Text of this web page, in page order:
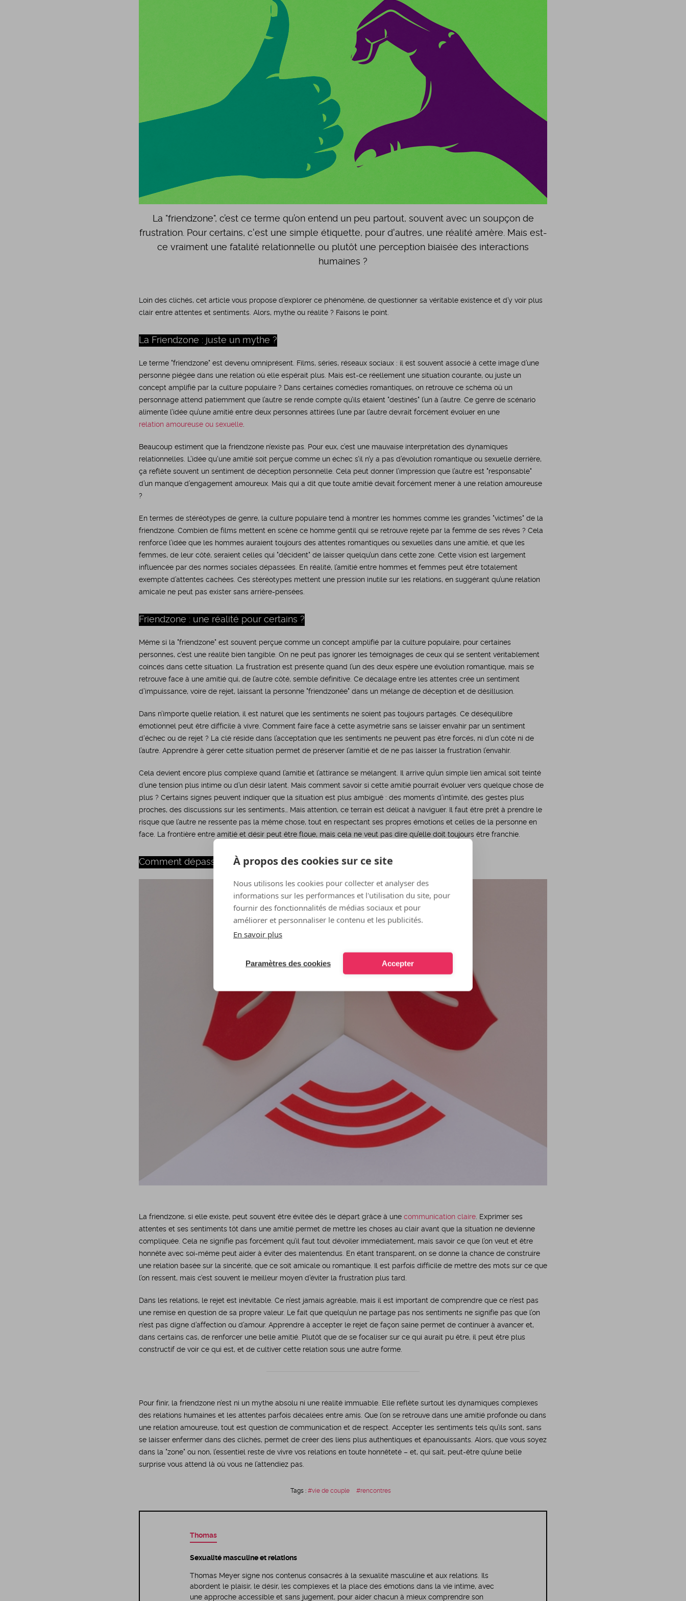
La "friendzone", c’est ce terme qu’on entend un peu partout, souvent avec un soupçon de
frustration. Pour certains, c'est une simple étiquette, pour d'autres, une réalité amère. Mais est-
ce vraiment une fatalité relationnelle ou plutôt une perception biaisée des interactions
humaines ?
Loin des clichés, cet article vous propose d’explorer ce phénomène, de questionner sa véritable existence et d’y voir plus
clair entre attentes et sentiments. Alors, mythe ou réalité ? Faisons le point.
La Friendzone : juste un mythe ?
Le terme "friendzone" est devenu omniprésent. Films, séries, réseaux sociaux : il est souvent associé à cette image d’une
personne piégée dans une relation où elle espérait plus. Mais est-ce réellement une situation courante, ou juste un
concept amplifié par la culture populaire ? Dans certaines comédies romantiques, on retrouve ce schéma où un
personnage attend patiemment que l’autre se rende compte qu’ils étaient "destinés" l’un à l’autre. Ce genre de scénario
alimente l’idée qu’une amitié entre deux personnes attirées l’une par l’autre devrait forcément évoluer en une
relation amoureuse ou sexuelle.
Beaucoup estiment que la friendzone n’existe pas. Pour eux, c’est une mauvaise interprétation des dynamiques
relationnelles. L’idée qu'une amitié soit perçue comme un échec s’il n’y a pas d’évolution romantique ou sexuelle derrière,
ça reflète souvent un sentiment de déception personnelle. Cela peut donner l’impression que l’autre est "responsable"
d’un manque d’engagement amoureux. Mais qui a dit que toute amitié devait forcément mener à une relation amoureuse
?
En termes de stéréotypes de genre, la culture populaire tend à montrer les hommes comme les grandes "victimes" de la
friendzone. Combien de films mettent en scène ce homme gentil qui se retrouve rejeté par la femme de ses rêves ? Cela
renforce l’idée que les hommes auraient toujours des attentes romantiques ou sexuelles dans une amitié, et que les
femmes, de leur côté, seraient celles qui "décident" de laisser quelqu’un dans cette zone. Cette vision est largement
influencée par des normes sociales dépassées. En réalité, l’amitié entre hommes et femmes peut être totalement
exempte d’attentes cachées. Ces stéréotypes mettent une pression inutile sur les relations, en suggérant qu’une relation
amicale ne peut pas exister sans arrière-pensées.
Friendzone : une réalité pour certains ?
Même si la "friendzone" est souvent perçue comme un concept amplifié par la culture populaire, pour certaines
personnes, c’est une réalité bien tangible. On ne peut pas ignorer les témoignages de ceux qui se sentent véritablement
coincés dans cette situation. La frustration est présente quand l’un des deux espère une évolution romantique, mais se
retrouve face à une amitié qui, de l’autre côté, semble définitive. Ce décalage entre les attentes crée un sentiment
d’impuissance, voire de rejet, laissant la personne "friendzonée" dans un mélange de déception et de désillusion.
Dans n’importe quelle relation, il est naturel que les sentiments ne soient pas toujours partagés. Ce déséquilibre
émotionnel peut être difficile à vivre. Comment faire face à cette asymétrie sans se laisser envahir par un sentiment
d'échec ou de rejet ? La clé réside dans l’acceptation que les sentiments ne peuvent pas être forcés, ni d’un côté ni de
l’autre. Apprendre à gérer cette situation permet de préserver l’amitié et de ne pas laisser la frustration l’envahir.
Cela devient encore plus complexe quand l’amitié et l’attirance se mélangent. Il arrive qu’un simple lien amical soit teinté
d’une tension plus intime ou d’un désir latent. Mais comment savoir si cette amitié pourrait évoluer vers quelque chose de
plus ? Certains signes peuvent indiquer que la situation est plus ambiguë : des moments d’intimité, des gestes plus
proches, des discussions sur les sentiments… Mais attention, ce terrain est délicat à naviguer. Il faut être prêt à prendre le
risque que l’autre ne ressente pas la même chose, tout en respectant ses propres émotions et celles de la personne en
face. La frontière entre amitié et désir peut être floue, mais cela ne veut pas dire qu’elle doit toujours être franchie.
Comment dépasser le concept de la Friendzone ?
La friendzone, si elle existe, peut souvent être évitée dès le départ grâce à une communication claire . Exprimer ses
attentes et ses sentiments tôt dans une amitié permet de mettre les choses au clair avant que la situation ne devienne
compliquée. Cela ne signifie pas forcément qu’il faut tout dévoiler immédiatement, mais savoir ce que l’on veut et être
honnête avec soi-même peut aider à éviter des malentendus. En étant transparent, on se donne la chance de construire
une relation basée sur la sincérité, que ce soit amicale ou romantique. Il est parfois difficile de mettre des mots sur ce que
l’on ressent, mais c’est souvent le meilleur moyen d’éviter la frustration plus tard.
Dans les relations, le rejet est inévitable. Ce n’est jamais agréable, mais il est important de comprendre que ce n’est pas
une remise en question de sa propre valeur. Le fait que quelqu’un ne partage pas nos sentiments ne signifie pas que l’on
n’est pas digne d’affection ou d’amour. Apprendre à accepter le rejet de façon saine permet de continuer à avancer et,
dans certains cas, de renforcer une belle amitié. Plutôt que de se focaliser sur ce qui aurait pu être, il peut être plus
constructif de voir ce qui est, et de cultiver cette relation sous une autre forme.
Pour finir, la friendzone n’est ni un mythe absolu ni une réalité immuable. Elle reflète surtout les dynamiques complexes
des relations humaines et les attentes parfois décalées entre amis. Que l’on se retrouve dans une amitié profonde ou dans
une relation amoureuse, tout est question de communication et de respect. Accepter les sentiments tels qu’ils sont, sans
se laisser enfermer dans des clichés, permet de créer des liens plus authentiques et épanouissants. Alors, que vous soyez
dans la "zone" ou non, l’essentiel reste de vivre vos relations en toute honnêteté – et, qui sait, peut-être qu’une belle
surprise vous attend là où vous ne l’attendiez pas.
Tags : vie de couple rencontres
Thomas
Sexualité masculine et relations
Thomas Meyer signe nos contenus consacrés à la sexualité masculine et aux relations. Ils
abordent le plaisir, le désir, les complexes et la place des émotions dans la vie intime, avec
une approche accessible et sans jugement, pour aider chacun à mieux comprendre son
À propos des cookies sur ce site
Nous utilisons les cookies pour collecter et analyser des
informations sur les performances et l'utilisation du site, pour
fournir des fonctionnalités de médias sociaux et pour
améliorer et personnaliser le contenu et les publicités.
En savoir plus
Paramètres des cookies Accepter